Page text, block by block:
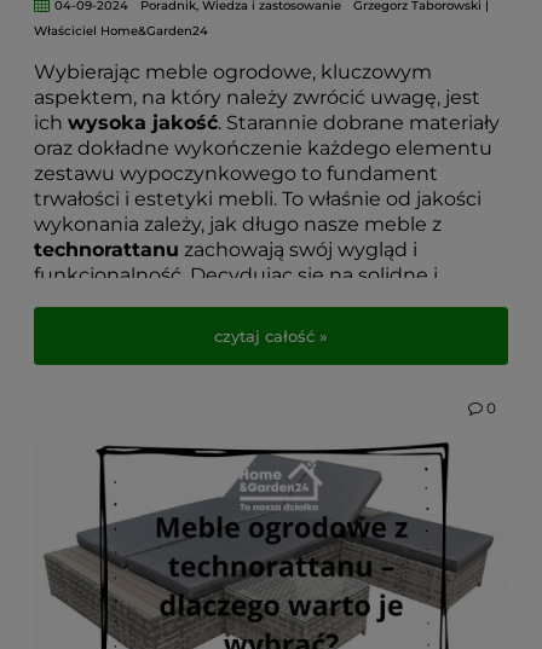
04-09-2024 Poradnik,Wiedza i zastosowanie
Grzegorz Taborowski |
Właściciel Home&Garden24
Wybierając meble ogrodowe, kluczowym
aspektem, na który należy zwrócić uwagę, jest
ich wysoka jakość. Starannie dobrane materiały
oraz dokładne wykończenie każdego elementu
zestawu wypoczynkowego to fundament
trwałości i estetyki mebli. To właśnie od jakości
wykonania zależy, jak długo nasze meble z
technorattanu zachowają swój wygląd i
funkcjonalność. Decydując się na solidne i
one służyć przez wiele lat.
Nie bez znaczenia pozostaje również sposób
ogrodowych. Regularne czyszczenie i
zabezpieczanie powierzchni pozwoli cieszyć się
ich eleganckim wyglądem przez długi czas.
Meble ogrodowe Bello Giardino, wykonane z
dbałością o detale, to doskonały wybór dla osób
poszukujących luksusowych i komfortowych
rozwiązań na taras czy do ogrodu. Dzięki ich
niezawodnej jakości oraz stylowemu designowi
czytaj całość »
0